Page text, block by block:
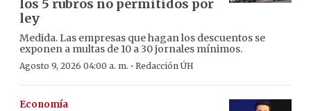
los 5 rubros no permitidos por
ley
Medida. Las empresas que hagan los descuentos se
exponen a multas de 10 a 30 jornales mínimos.
Agosto 9, 2026 04:00 a. m. · Redacción ÚH
Economía